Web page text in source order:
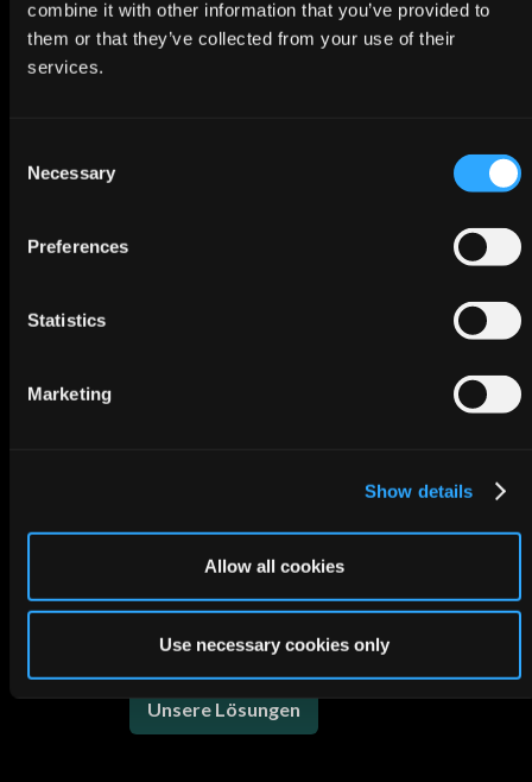
combine it with other information that you’ve provided to
them or that they’ve collected from your use of their
services.
Selection
Necessary
Preferences
Statistics
Marketing
Show details
Allow all cookies
Use necessary cookies only
Concept
Kontaktieren Sie uns!
Unsere Leistungen
Unsere Lösungen